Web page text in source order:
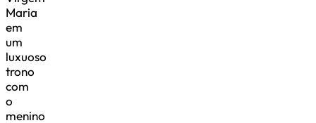
Maria
em
um
luxuoso
trono
com
o
menino